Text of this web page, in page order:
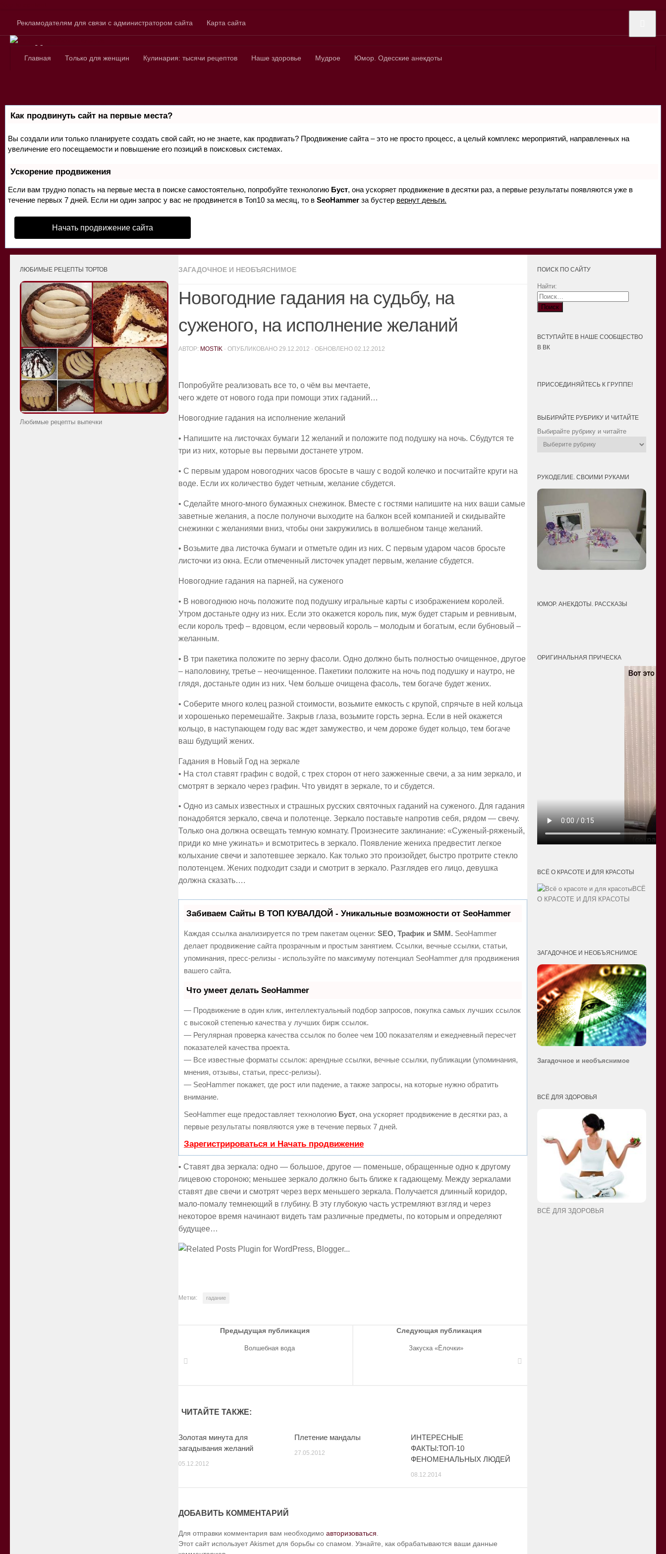
Рекламодателям для связи с администратором сайта Карта сайта
Сайт для любознательных
Главная Только для женщин Кулинария: тысячи рецептов Наше здоровье Мудрое Юмор. Одесские анекдоты
Как продвинуть сайт на первые места?
Вы создали или только планируете создать свой сайт, но не знаете, как продвигать? Продвижение сайта – это не просто процесс, а целый комплекс мероприятий, направленных на
увеличение его посещаемости и повышение его позиций в поисковых системах.
Ускорение продвижения
Если вам трудно попасть на первые места в поиске самостоятельно, попробуйте технологию Буст, она ускоряет продвижение в десятки раз, а первые результаты появляются уже в
течение первых 7 дней. Если ни один запрос у вас не продвинется в Топ10 за месяц, то в SeoHammer за бустер вернут деньги.
Начать продвижение сайта
ЗАГАДОЧНОЕ И НЕОБЪЯСНИМОЕ
Новогодние гадания на судьбу, на
суженого, на исполнение желаний
АВТОР: MOSTIK · ОПУБЛИКОВАНО 29.12.2012 · ОБНОВЛЕНО 02.12.2012
Попробуйте реализовать все то, о чём вы мечтаете,
чего ждете от нового года при помощи этих гаданий…
Новогодние гадания на исполнение желаний
• Напишите на листочках бумаги 12 желаний и положите под подушку на ночь. Сбудутся те
три из них, которые вы первыми достанете утром.
• С первым ударом новогодних часов бросьте в чашу с водой колечко и посчитайте круги на
воде. Если их количество будет четным, желание сбудется.
• Сделайте много-много бумажных снежинок. Вместе с гостями напишите на них ваши самые
заветные желания, а после полуночи выходите на балкон всей компанией и скидывайте
снежинки с желаниями вниз, чтобы они закружились в волшебном танце желаний.
• Возьмите два листочка бумаги и отметьте один из них. С первым ударом часов бросьте
листочки из окна. Если отмеченный листочек упадет первым, желание сбудется.
Новогодние гадания на парней, на суженого
• В новогоднюю ночь положите под подушку игральные карты с изображением королей.
Утром достаньте одну из них. Если это окажется король пик, муж будет старым и ревнивым,
если король треф – вдовцом, если червовый король – молодым и богатым, если бубновый –
желанным.
• В три пакетика положите по зерну фасоли. Одно должно быть полностью очищенное, другое
– наполовину, третье – неочищенное. Пакетики положите на ночь под подушку и наутро, не
глядя, достаньте один из них. Чем больше очищена фасоль, тем богаче будет жених.
• Соберите много колец разной стоимости, возьмите емкость с крупой, спрячьте в ней кольца
и хорошенько перемешайте. Закрыв глаза, возьмите горсть зерна. Если в ней окажется
кольцо, в наступающем году вас ждет замужество, и чем дороже будет кольцо, тем богаче
ваш будущий жених.
Гадания в Новый Год на зеркале
• На стол ставят графин с водой, с трех сторон от него зажженные свечи, а за ним зеркало, и
смотрят в зеркало через графин. Что увидят в зеркале, то и сбудется.
• Одно из самых известных и страшных русских святочных гаданий на суженого. Для гадания
понадобятся зеркало, свеча и полотенце. Зеркало поставьте напротив себя, рядом — свечу.
Только она должна освещать темную комнату. Произнесите заклинание: «Суженый-ряженый,
приди ко мне ужинать» и всмотритесь в зеркало. Появление жениха предвестит легкое
колыхание свечи и запотевшее зеркало. Как только это произойдет, быстро протрите стекло
полотенцем. Жених подходит сзади и смотрит в зеркало. Разглядев его лицо, девушка
должна сказать….
Забиваем Сайты В ТОП КУВАЛДОЙ - Уникальные возможности от SeoHammer
Каждая ссылка анализируется по трем пакетам оценки: SEO, Трафик и SMM. SeoHammer
делает продвижение сайта прозрачным и простым занятием. Ссылки, вечные ссылки, статьи,
упоминания, пресс-релизы - используйте по максимуму потенциал SeoHammer для продвижения
вашего сайта.
Что умеет делать SeoHammer
— Продвижение в один клик, интеллектуальный подбор запросов, покупка самых лучших ссылок
с высокой степенью качества у лучших бирж ссылок.
— Регулярная проверка качества ссылок по более чем 100 показателям и ежедневный пересчет
показателей качества проекта.
— Все известные форматы ссылок: арендные ссылки, вечные ссылки, публикации (упоминания,
мнения, отзывы, статьи, пресс-релизы).
— SeoHammer покажет, где рост или падение, а также запросы, на которые нужно обратить
внимание.
SeoHammer еще предоставляет технологию Буст, она ускоряет продвижение в десятки раз, а
первые результаты появляются уже в течение первых 7 дней.
Зарегистрироваться и Начать продвижение
• Ставят два зеркала: одно — большое, другое — поменьше, обращенные одно к другому
лицевою стороною; меньшее зеркало должно быть ближе к гадающему. Между зеркалами
ставят две свечи и смотрят через верх меньшего зеркала. Получается длинный коридор,
мало-помалу темнеющий в глубину. В эту глубокую часть устремляют взгляд и через
некоторое время начинают видеть там различные предметы, по которым и определяют
будущее…
Метки: гадание
Следующая публикация
Закуска «Ёлочки»
Предыдущая публикация
Волшебная вода
ЧИТАЙТЕ ТАКЖЕ:
Золотая минута для
загадывания желаний
05.12.2012
Плетение мандалы
27.05.2012
ИНТЕРЕСНЫЕ
ФАКТЫ:ТОП-10
ФЕНОМЕНАЛЬНЫХ ЛЮДЕЙ
08.12.2014
ДОБАВИТЬ КОММЕНТАРИЙ
Для отправки комментария вам необходимо авторизоваться
Этот сайт использует Akismet для борьбы со спамом. Узнайте, как обрабатываются ваши данные
ЛЮБИМЫЕ РЕЦЕПТЫ ТОРТОВ
Любимые рецепты выпечки
ПОИСК ПО САЙТУ
Найти:
ВСТУПАЙТЕ В НАШЕ СООБЩЕСТВО
В ВК
ПРИСОЕДИНЯЙТЕСЬ К ГРУППЕ!
ВЫБИРАЙТЕ РУБРИКУ И ЧИТАЙТЕ
Выбирайте рубрику и читайте
РУКОДЕЛИЕ. СВОИМИ РУКАМИ
ЮМОР. АНЕКДОТЫ. РАССКАЗЫ
ОРИГИНАЛЬНАЯ ПРИЧЕСКА
ВСЁ О КРАСОТЕ И ДЛЯ КРАСОТЫ
ВСЁ
О КРАСОТЕ И ДЛЯ КРАСОТЫ
ЗАГАДОЧНОЕ И НЕОБЪЯСНИМОЕ
Загадочное и необъяснимое
ВСЁ ДЛЯ ЗДОРОВЬЯ
ВСЁ ДЛЯ ЗДОРОВЬЯ